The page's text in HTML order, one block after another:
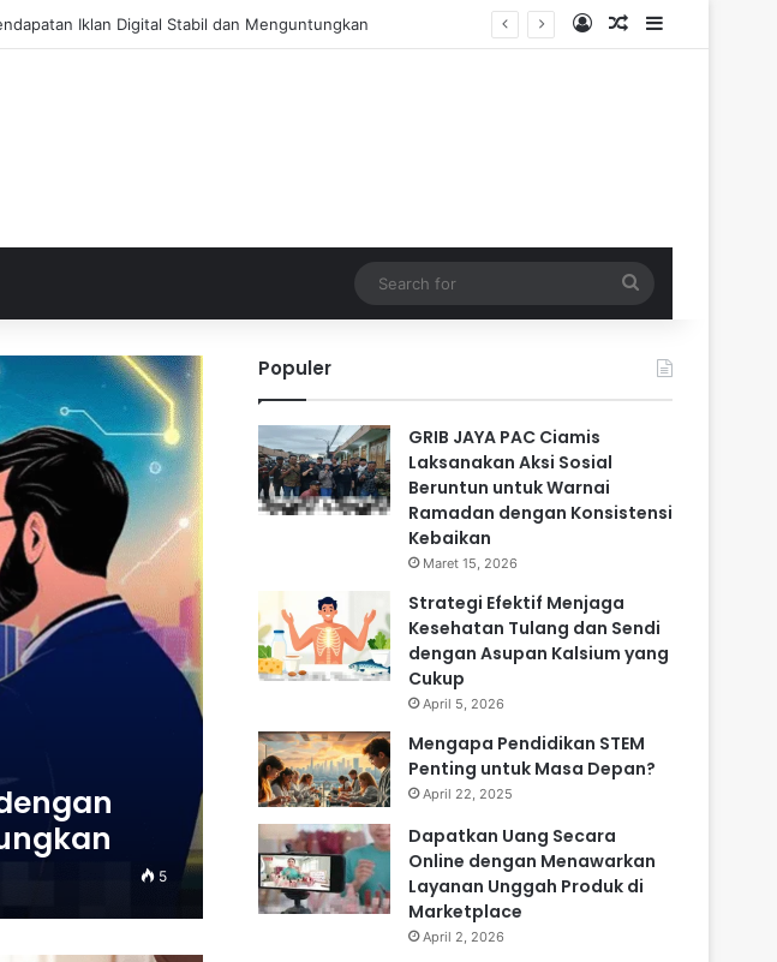
Pendapatan Berdasarkan Pengalaman Praktis Log InRandom Article
Sidebar
for
5
Populer
GRIB JAYA PAC Ciamis
Laksanakan Aksi Sosial
Beruntun untuk Warnai
Ramadan dengan Konsistensi
Kebaikan
Maret 15, 2026
Strategi Efektif Menjaga
Kesehatan Tulang dan Sendi
dengan Asupan Kalsium yang
Cukup
April 5, 2026
Mengapa Pendidikan STEM
Penting untuk Masa Depan?
April 22, 2025
Dapatkan Uang Secara
Online dengan Menawarkan
Layanan Unggah Produk di
Marketplace
April 2, 2026